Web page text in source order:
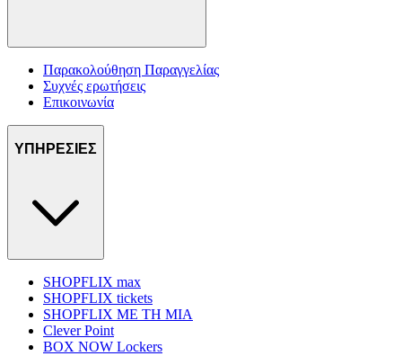
Παρακολούθηση Παραγγελίας
Συχνές ερωτήσεις
Επικοινωνία
ΥΠΗΡΕΣΙΕΣ
SHOPFLIX max
SHOPFLIX tickets
SHOPFLIX ΜΕ ΤΗ ΜΙΑ
Clever Point
BOX NOW Lockers